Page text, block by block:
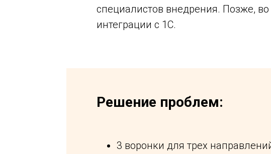
специалистов внедрения. Позже,
интеграции с 1С.
Решение проблем:
3 воронки для трех